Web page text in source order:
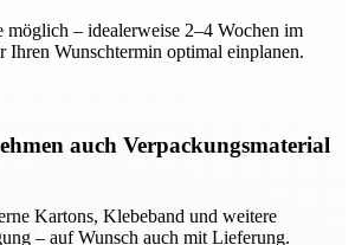
möglich – idealerweise 2–4 Wochen im
Ihren Wunschtermin optimal einplanen.
auch Verpackungsmaterial
Kartons, Klebeband und weitere
– auf Wunsch auch mit Lieferung.